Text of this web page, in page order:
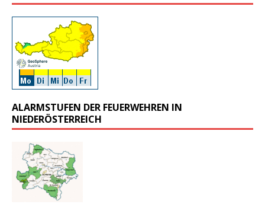
ALARMSTUFEN DER FEUERWEHREN IN
NIEDERÖSTERREICH